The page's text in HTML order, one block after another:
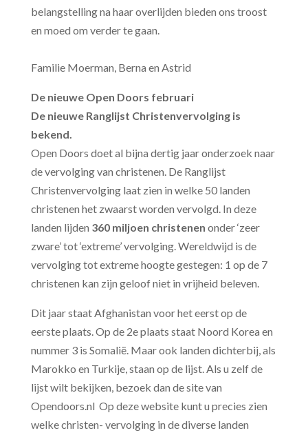
belangstelling na haaroverlijden bieden ons troost
en moed om verder te gaan.
Familie Moerman, Berna en Astrid
De nieuwe Open Doors februari
De nieuwe Ranglijst Christenvervolging is
bekend.
Open Doors doet al bijna dertig jaar onderzoek naar
de vervolging van christenen. De Ranglijst
Christenvervolging laat zien in welke 50 landen
christenen het zwaarst worden vervolgd. In deze
landen lijden 360 miljoen christenen onder ‘zeer
zware’ tot ‘extreme’ vervolging. Wereldwijd is de
vervolging tot extreme hoogte gestegen: 1 op de 7
christenen kan zijn geloof niet in vrijheid beleven.
Dit jaar staat Afghanistan voor het eerst op de
eerste plaats. Op de 2e plaats staat Noord Korea en
nummer 3 is Somalië. Maar ook landen dichterbij, als
Marokko en Turkije, staan op de lijst. Als u zelf de
lijst wilt bekijken, bezoek dan de site van
Opendoors.nl Op deze website kunt u precies zien
welke christen- vervolging in de diverse landen